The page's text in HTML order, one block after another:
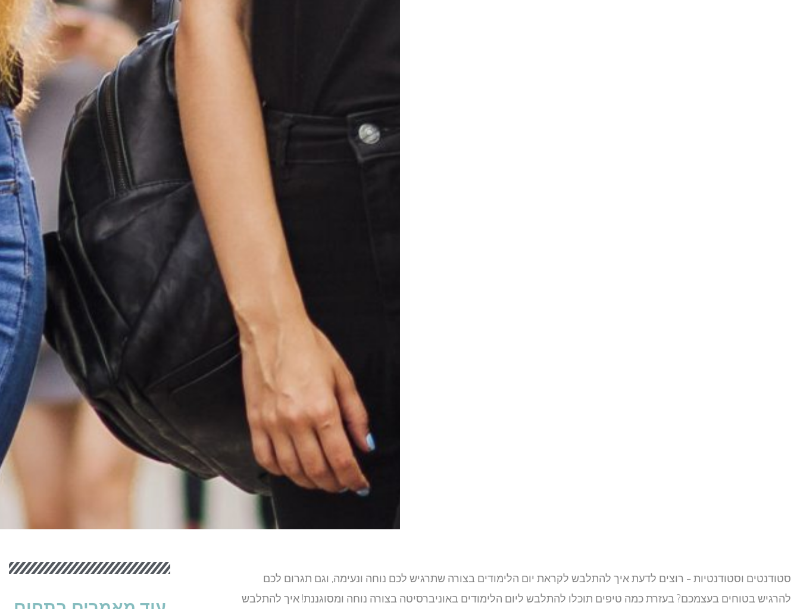
סטודנטים וסטודנטיות – רוצים לדעת איך להתלבש לקראת יום הלימודים בצורה שתרגיש לכם נוחה ונעימה, וגם תגרום לכם
להרגיש בטוחים בעצמכם? בעזרת כמה טיפים תוכלו להתלבש ליום הלימודים באוניברסיטה בצורה נוחה ומסוגננת! איך להתלבש